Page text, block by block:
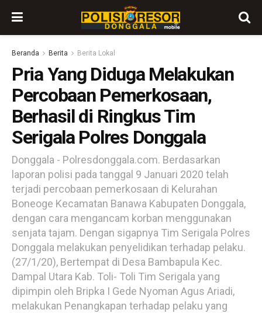
Beranda Berita Berita Lokal
Pria Yang Diduga Melakukan
Percobaan Pemerkosaan,
Berhasil di Ringkus Tim
Serigala Polres Donggala
Donggala - Polresdonggala.com. Berdasarkan
laporan polisi pada tanggal 9 Januari 2020 telah
terjadi percobaan pemerkosaan di Kelurahan
Boneoge Kecamatan Banawa Kabupaten Donggala,
dengan cara mengancam korban menggunakan
senjata tajam. Dengan sigapnya Tim Serigala Polres
Donggala melakukan penyelidikan terhadap pelaku.
(27/1/20), Bertempat di Desa Bambapula Kec.
Dampal Utara Kab. Toli- Toli Tim Serigala yang
dipimpin oleh Bripka I Gede Nyoman Agus Ariadi,
melakukan Penangkapan terhadap pelaku yang